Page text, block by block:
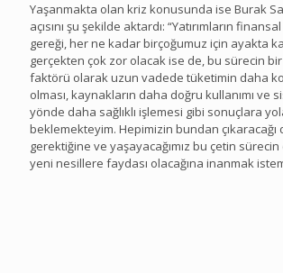
Yaşanmakta olan kriz konusunda ise Burak
açısını şu şekilde aktardı: “Yatırımların
gereği, her ne kadar birçoğumuz için ayakta
gerçekten çok zor olacak ise de, bu sürecin
faktörü olarak uzun vadede tüketimin daha
olması, kaynakların daha doğru kullanımı ve
yönde daha sağlıklı işlemesi gibi sonuçlara
beklemekteyim. Hepimizin bundan çıkaracağı
gerektiğine ve yaşayacağımız bu çetin sürecin
yeni nesillere faydası olacağına inanmak